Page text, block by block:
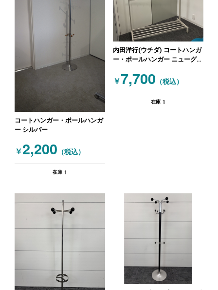
コートハンガー・ポールハンガ
ー シルバー
￥2,200 （税込）
在庫 1
内田洋行(ウチダ) コートハンガ
ー・ポールハンガー ニューグレ
￥7,700 （税込）
在庫 1